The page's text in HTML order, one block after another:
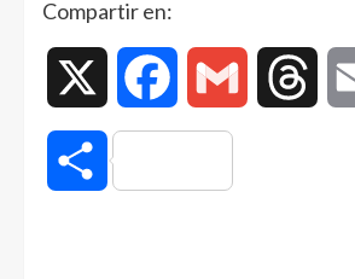
Compartir en:
Facebook Gmail
Compartir